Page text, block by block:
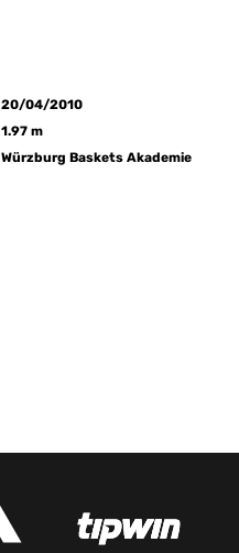
20/04/2010
1.97 m
Würzburg Baskets Akademie